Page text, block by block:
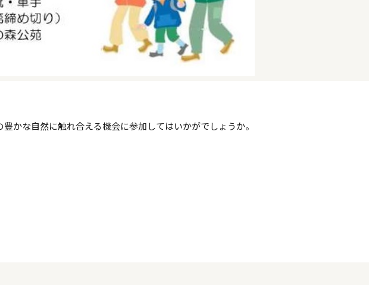
かな自然に触れ合える機会に参加してはいかがでしょうか。